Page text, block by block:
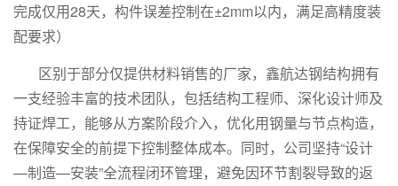
完成仅用28天，构件误差控制在±2mm以内，满足高精度装
配要求）
区别于部分仅提供材料销售的厂家，鑫航达钢结构拥有
一支经验丰富的技术团队，包括结构工程师、深化设计师及
持证焊工，能够从方案阶段介入，优化用钢量与节点构造，
在保障安全的前提下控制整体成本。同时，公司坚持“设计
—制造—安装”全流程闭环管理，避免因环节割裂导致的返